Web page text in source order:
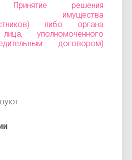
Принятие решения
имущества
либо органа
уполномоченного
договором)